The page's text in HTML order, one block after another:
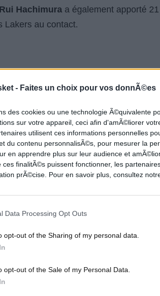
- Faites un choix pour vos donnÃ©es
des cookies ou une technologie Ã©quivalente
sur votre appareil, ceci afin d'amÃ©liorer
utilisent ces informations personnelles
du contenu personnalisÃ©s, pour mesurer la
en apprendre plus sur leur audience et
ces finalitÃ©s puissent fonctionner, les
prÃ©cise. Pour en savoir plus, consultez
Data Processing Opt Outs
opt-out of the Sharing of my personal data.
opt-out of the Sale of my Personal Data.
Rui Hachimura a également apporté
Lakers au contact.
mi-temps - a reconnu
quart-temps, on n'a pas mis nos
et ils ont pris le contrôle
agressive des Lakers, a tout
meilleures performances
meneur du Thunder. Mais si je
c'est le plus important.